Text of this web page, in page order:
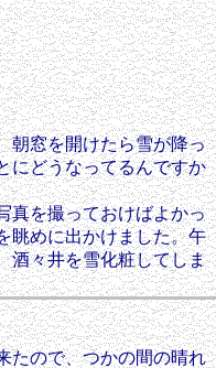
窓を開けたら雪が降っ
にどうなってるんですか
を撮っておけばよかっ
眺めに出かけました。午
酒々井を雪化粧してしま
ので、つかの間の晴れ